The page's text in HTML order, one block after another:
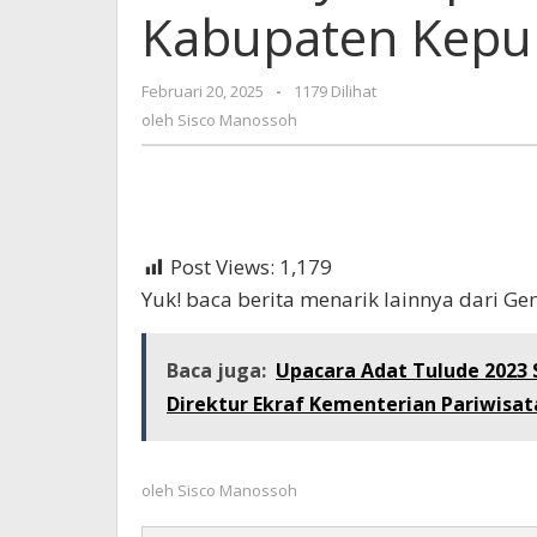
dan
Bupati
Kepulauan
Kabupaten
Februari 20, 2025
oleh
Sisco
-
1179 Dilihat
oleh Sisco Manossoh
Post Views: 1,179
Yuk! baca berita menarik lainnya dari
Baca juga: Upacara Adat Tulude
Direktur Ekraf Kementerian
oleh Sisco Manossoh